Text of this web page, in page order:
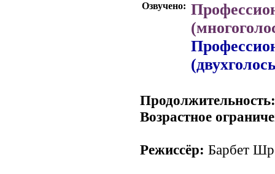
Озвучено:
Продолжительность:
Возрастное
Режиссёр: Барбет